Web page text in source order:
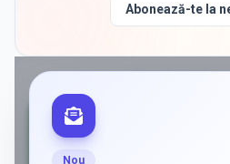
Abonează-te la
Nou